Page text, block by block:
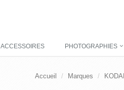
ACCESSOIRES PHOTOGRAPHIES
Accueil Marques